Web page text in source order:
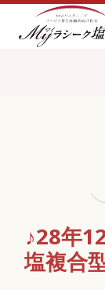
♪28年
塩複合